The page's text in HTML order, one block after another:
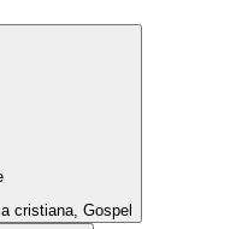
cristiana, Gospel